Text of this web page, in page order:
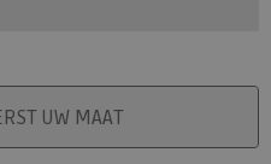
UW MAAT